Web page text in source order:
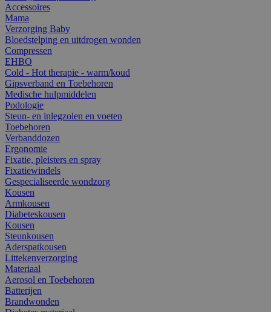
Accessoires
Mama
Verzorging Baby
Bloedstelping en uitdrogen wonden
Compressen
EHBO
Cold - Hot therapie - warm/koud
Gipsverband en Toebehoren
Medische hulpmiddelen
Podologie
Steun- en inlegzolen en voeten
Toebehoren
Verbanddozen
Ergonomie
Fixatie, pleisters en spray
Fixatiewindels
Gespecialiseerde wondzorg
Kousen
Armkousen
Diabeteskousen
Kousen
Steunkousen
Aderspatkousen
Littekenverzorging
Materiaal
Aerosol en Toebehoren
Batterijen
Brandwonden